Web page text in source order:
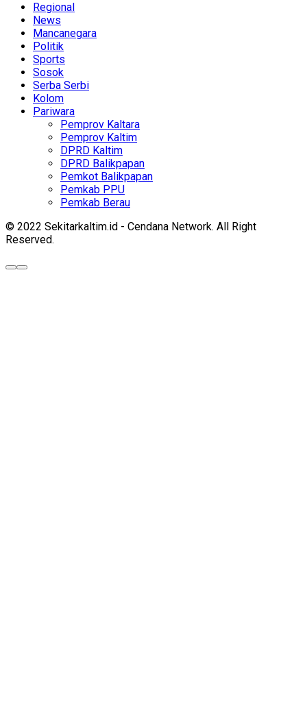
Regional
News
Mancanegara
Politik
Sports
Sosok
Serba Serbi
Kolom
Pariwara
Pemprov Kaltara
Pemprov Kaltim
DPRD Kaltim
DPRD Balikpapan
Pemkot Balikpapan
Pemkab PPU
Pemkab Berau
© 2022 Sekitarkaltim.id - Cendana Network. All Right
Reserved.